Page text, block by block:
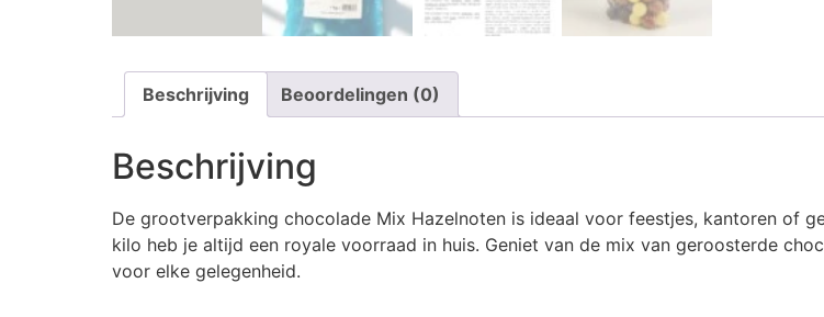
Beschrijving Beoordelingen (0)
Beschrijving
De grootverpakking chocolade Mix Hazelnoten is ideaal voor feestjes, kantoren of
kilo heb je altijd een royale voorraad in huis. Geniet van de mix van geroosterde
voor elke gelegenheid.